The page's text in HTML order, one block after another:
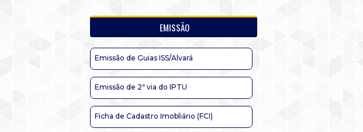
EMISSÃO
Emissão de Guias ISS/Alvará
Emissão de 2ª via do IPTU
Ficha de Cadastro Imobliário (FCI)